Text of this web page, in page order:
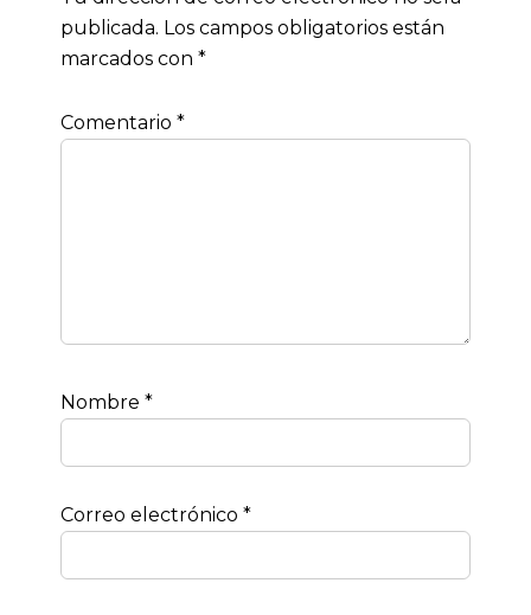
publicada. Los campos obligatorios están
marcados con *
Comentario *
Nombre *
Correo electrónico *